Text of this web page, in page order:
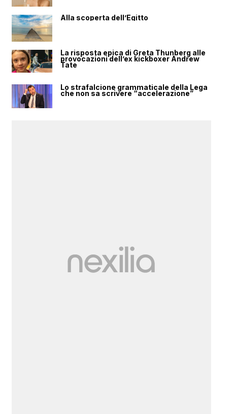
Alla scoperta dell’Egitto
La risposta epica di Greta Thunberg alle
provocazioni dell’ex kickboxer Andrew
Tate
Lo strafalcione grammaticale della Lega
che non sa scrivere “accelerazione”